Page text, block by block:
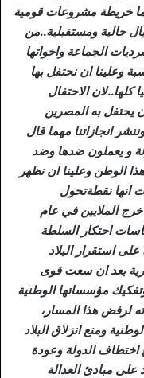
المهم انه اصبح لدينا في ١٣ عاما خريطة مشروعات قومية
حالية ومستقبلية..من
الجماعة واخواتها
وعلينا ان نحتفل بها
كلها..لان الاحتفال
يحتفل به المصرين
انجازاتنا مهما قال
و يعملون ضدها وضد
الوطن وعلينا ان نظهر
ثورة ٣٠ يونيو اثبتت انها نقطةتحول
الملايين في عام
احتكار السلطة
استقرار البلاد
بعد ان سعت قوى
مؤسساتها الوطنية
لرفض هذا المسار،
ومنع انزلاق البلاد
الدولة وعودة
على مبادئ العدالة